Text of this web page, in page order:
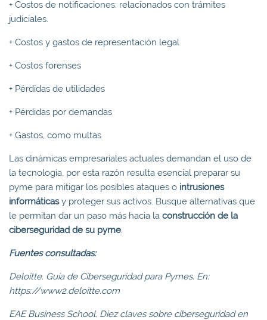
+ Costos de notificaciones: relacionados con trámites
judiciales.
+ Costos y gastos de representación legal
+ Costos forenses
+ Pérdidas de utilidades
+ Pérdidas por demandas
+ Gastos, como multas
Las dinámicas empresariales actuales demandan el uso de
la tecnología, por esta razón resulta esencial preparar su
pyme para mitigar los posibles ataques o intrusiones
informáticasy proteger sus activos. Busque alternativas que
le permitan dar un paso más hacia la construcción de la
ciberseguridad de su pyme.
Fuentes consultadas:
Deloitte. Guía de Ciberseguridad para Pymes. En:
https://www2.deloitte.com
EAE Business School. Diez claves sobre ciberseguridad en